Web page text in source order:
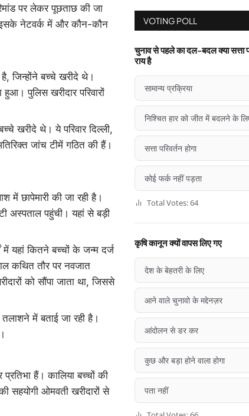
पर लेकर पूछताछ की जा
इसके नेटवर्क में और कौन-कौन
जिन्होंने बच्चे खरीदे थे।
पुलिस खरीदार परिवारों
खरीदे थे। ये परिवार दिल्ली,
जांच टीमें गठित की हैं।
में छापेमारी की जा रही है।
अस्पताल पहुंची। यहां से बड़ी
यहां कितने बच्चों के जन्म दर्ज
कथित तौर पर नवजात
को सौंपा जाता था, जिससे
में बताई जा रही है।
हैं। कालिया बच्चों की
सहयोगी ओमवती खरीदारों से
VOTING POLL
चुनाव से पहले का दल-बदल क्या सत्ता
राय है
सामान्य प्रक्रिया
निश्चित हार को जीत में बदलने के
सत्ता परिवर्तन होगा
कोई फर्क नहीं पड़ता
Total Votes: 64
कृषि कानून क्यों वापस लिए गए
देश के बेहतरी के लिए
आने वाले चुनावो के मद्देनज़र
आंदोलन से डर कर
कुछ और बड़ा होने वाला होगा
पता नहीं